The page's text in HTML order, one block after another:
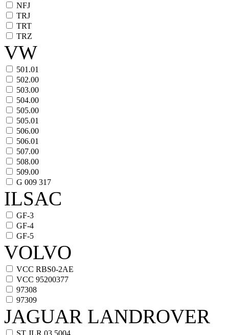
NFJ
TRJ
TRT
TRZ
VW
501.01
502.00
503.00
504.00
505.00
505.01
506.00
506.01
507.00
508.00
509.00
G 009 317
ILSAC
GF-3
GF-4
GF-5
VOLVO
VCC RBS0-2AE
VCC 95200377
97308
97309
JAGUAR LANDROVER
ST JLR.03.5004